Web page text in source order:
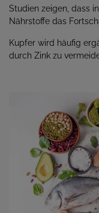
Studien zeigen, dass
Nährstoffe das
Kupfer wird häufig
durch Zink zu